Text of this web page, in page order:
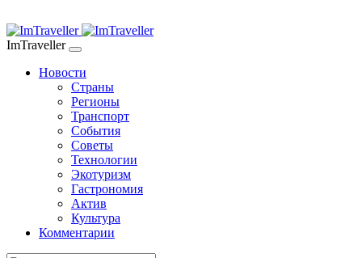
ImTraveller
Новости
Страны
Регионы
Транспорт
События
Советы
Технологии
Экотуризм
Гастрономия
Актив
Культура
Комментарии